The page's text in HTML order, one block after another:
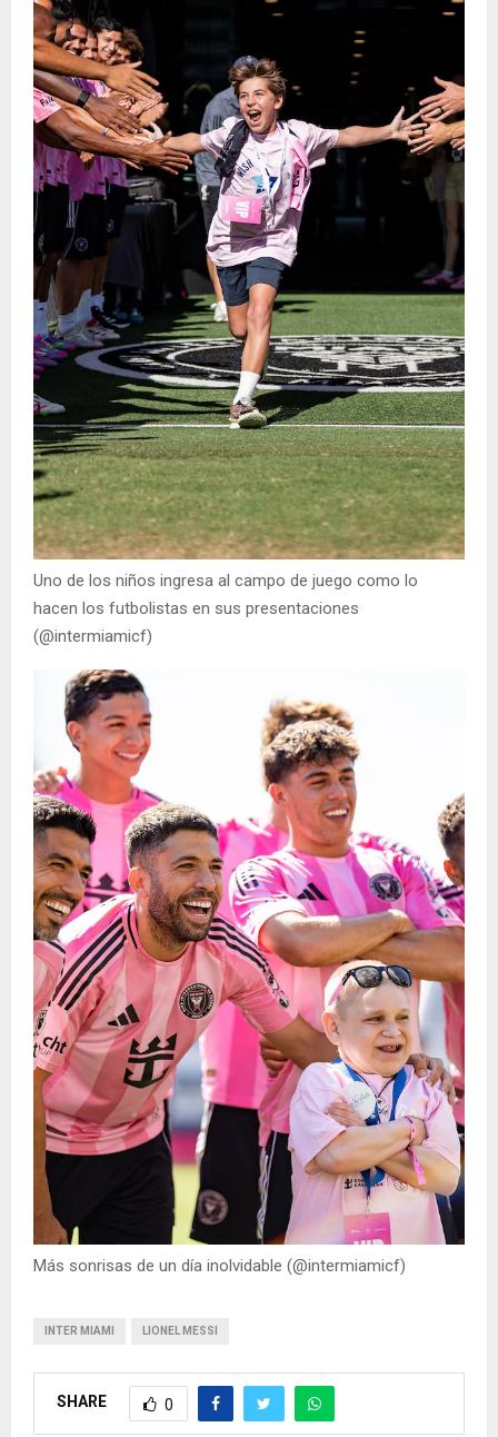
Uno de los niños ingresa al campo de juego como lo
hacen los futbolistas en sus presentaciones
(@intermiamicf)
Más sonrisas de un día inolvidable (@intermiamicf)
INTER MIAMI LIONEL MESSI
SHARE 0